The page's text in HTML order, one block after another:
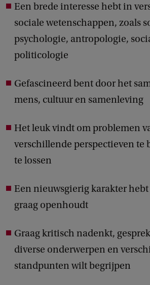
Een brede interesse hebt in
sociale wetenschappen, zoals
psychologie, antropologie,
politicologie
Gefascineerd bent door het
mens, cultuur en samenleving
Het leuk vindt om problemen
verschillende perspectieven te
te lossen
Een nieuwsgierig karakter
graag openhoudt
Graag kritisch nadenkt,
diverse onderwerpen en
standpunten wilt begrijpen